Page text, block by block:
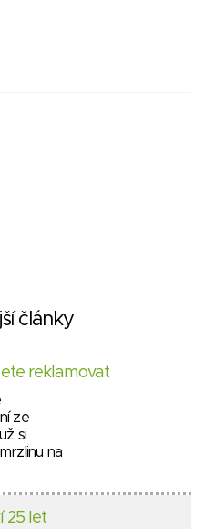
články
reklamovat
ze
si
na
25 let